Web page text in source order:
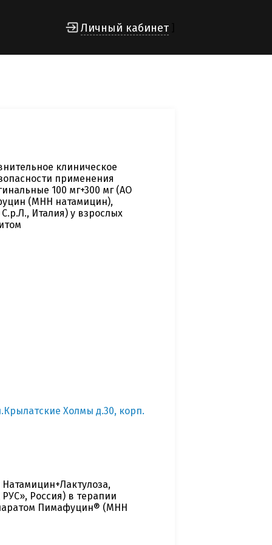
Личный кабинет
клиническое
применения
100 мг+300 мг (АО
(МНН натамицин),
Италия) у взрослых
Холмы д.30, корп.
Россия) в терапии
Пимафуцин® (МНН